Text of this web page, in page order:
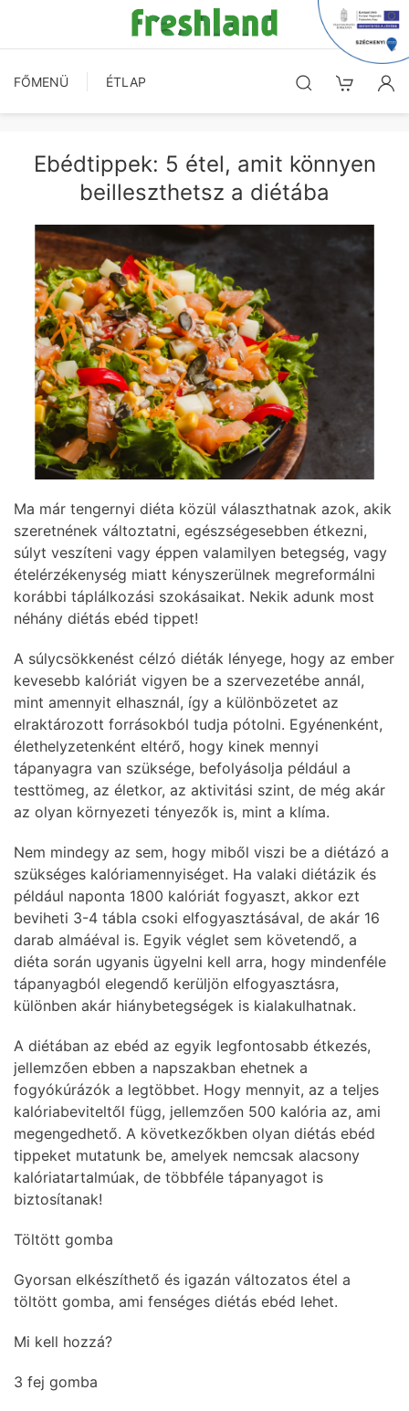
FŐMENÜ ÉTLAP
Ebédtippek: 5 étel, amit könnyen
beilleszthetsz a diétába
Ma már tengernyi diéta közül választhatnak azok, akik
szeretnének változtatni, egészségesebben étkezni,
súlyt veszíteni vagy éppen valamilyen betegség, vagy
ételérzékenység miatt kényszerülnek megreformálni
korábbi táplálkozási szokásaikat. Nekik adunk most
néhány diétás ebéd tippet!
A súlycsökkenést célzó diéták lényege, hogy az ember
kevesebb kalóriát vigyen be a szervezetébe annál,
mint amennyit elhasznál, így a különbözetet az
elraktározott forrásokból tudja pótolni. Egyénenként,
élethelyzetenként eltérő, hogy kinek mennyi
tápanyagra van szüksége, befolyásolja például a
testtömeg, az életkor, az aktivitási szint, de még akár
az olyan környezeti tényezők is, mint a klíma.
Nem mindegy az sem, hogy miből viszi be a diétázó a
szükséges kalóriamennyiséget. Ha valaki diétázik és
például naponta 1800 kalóriát fogyaszt, akkor ezt
beviheti 3-4 tábla csoki elfogyasztásával, de akár 16
darab almáéval is. Egyik véglet sem követendő, a
diéta során ugyanis ügyelni kell arra, hogy mindenféle
tápanyagból elegendő kerüljön elfogyasztásra,
különben akár hiánybetegségek is kialakulhatnak.
A diétában az ebéd az egyik legfontosabb étkezés,
jellemzően ebben a napszakban ehetnek a
fogyókúrázók a legtöbbet. Hogy mennyit, az a teljes
kalóriabeviteltől függ, jellemzően 500 kalória az, ami
megengedhető. A következőkben olyan diétás ebéd
tippeket mutatunk be, amelyek nemcsak alacsony
kalóriatartalmúak, de többféle tápanyagot is
biztosítanak!
Töltött gomba
Gyorsan elkészíthető és igazán változatos étel a
töltött gomba, ami fenséges diétás ebéd lehet.
Mi kell hozzá?
3 fej gomba